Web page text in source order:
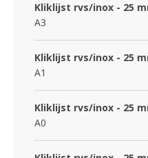
Kliklijst rvs/inox - 25
A3
Kliklijst rvs/inox - 25
A1
Kliklijst rvs/inox - 25
A0